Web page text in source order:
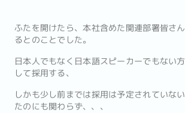
ふたを開けたら、本社含めた関連部署皆さ
るとのことでした。
日本人でもなく日本語スピーカーでもない
して採用する、
しかも少し前までは採用は予定されていな
たのにも関わらず、、、